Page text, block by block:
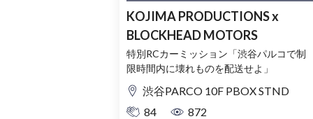
KOJIMA PRODUCTIONS x
BLOCKHEAD MOTORS
特別RCカーミッション「渋谷パルコで制
限時間内に壊れものを配送せよ」
渋谷PARCO 10F PBOX STND
84
872